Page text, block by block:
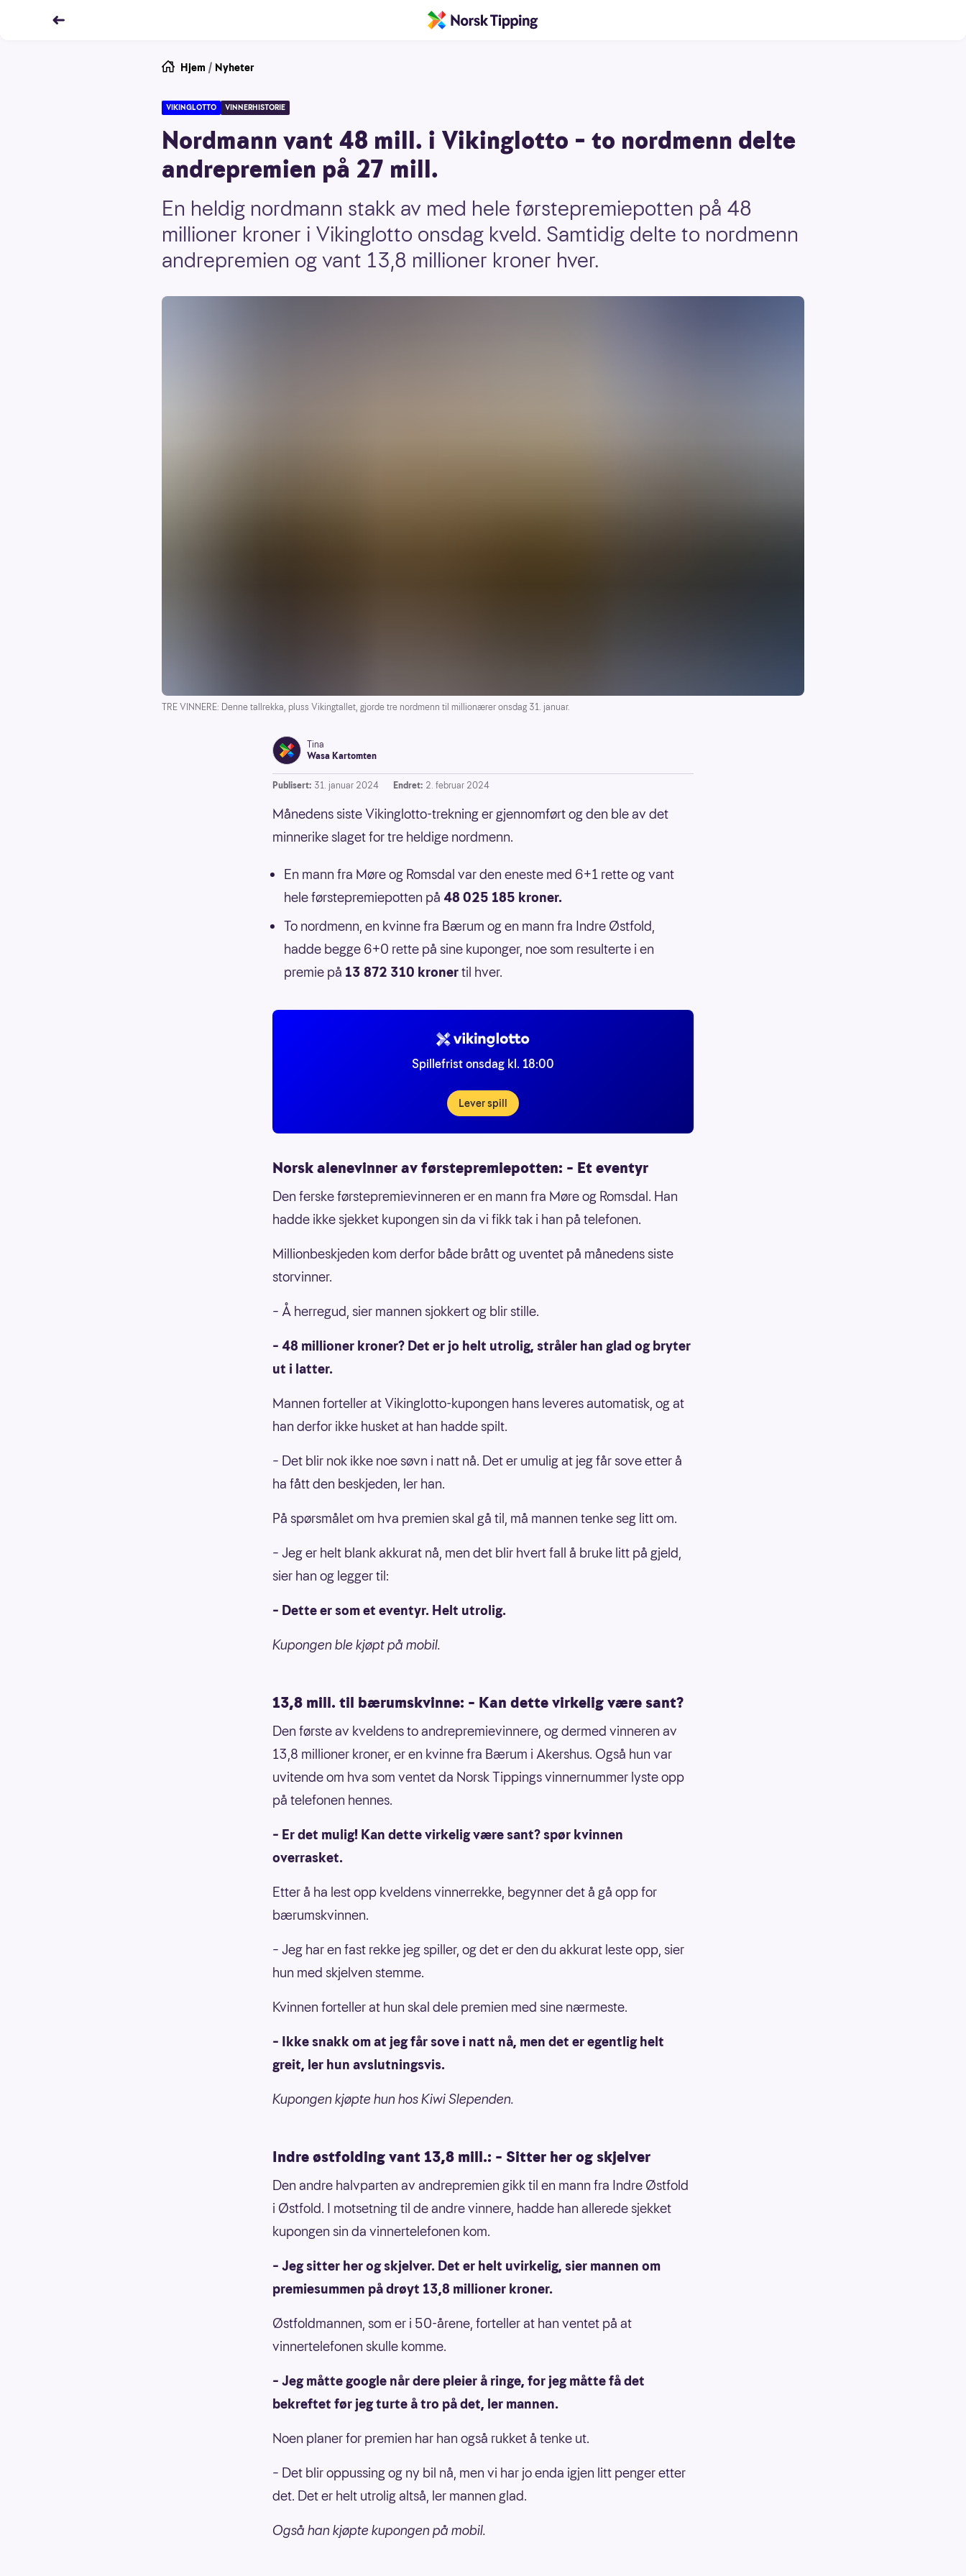
Hjem / Nyheter
VIKINGLOTTO VINNERHISTORIE
Nordmann vant 48 mill. i Vikinglotto – to nordmenn delte
andrepremien på 27 mill.
En heldig nordmann stakk av med hele førstepremiepotten på 48
millioner kroner i Vikinglotto onsdag kveld. Samtidig delte to nordmenn
andrepremien og vant 13,8 millioner kroner hver.
TRE VINNERE: Denne tallrekka, pluss Vikingtallet, gjorde tre nordmenn til millionærer onsdag 31. januar.
Tina
Wasa Kartomten
Publisert: 31. januar 2024 Endret: 2. februar 2024
Månedens siste Vikinglotto-trekning er gjennomført og den ble av det
minnerike slaget for tre heldige nordmenn.
En mann fra Møre og Romsdal var den eneste med 6+1 rette og vant
hele førstepremiepotten på 48 025 185 kroner.
To nordmenn, en kvinne fra Bærum og en mann fra Indre Østfold,
hadde begge 6+0 rette på sine kuponger, noe som resulterte i en
premie på 13 872 310 kronertil hver.
Spillefrist onsdag kl. 18:00
Lever spill
Norsk alenevinner av førstepremiepotten: – Et eventyr
Den ferske førstepremievinneren er en mann fra Møre og Romsdal. Han
hadde ikke sjekket kupongen sin da vi fikk tak i han på telefonen.
Millionbeskjeden kom derfor både brått og uventet på månedens siste
storvinner.
– Å herregud, sier mannen sjokkert og blir stille.
– 48 millioner kroner? Det er jo helt utrolig, stråler han glad og bryter
ut i latter.
Mannen forteller at Vikinglotto-kupongen hans leveres automatisk, og at
han derfor ikke husket at han hadde spilt.
– Det blir nok ikke noe søvn i natt nå. Det er umulig at jeg får sove etter å
ha fått den beskjeden, ler han.
På spørsmålet om hva premien skal gå til, må mannen tenke seg litt om.
– Jeg er helt blank akkurat nå, men det blir hvert fall å bruke litt på gjeld,
sier han og legger til:
– Dette er som et eventyr. Helt utrolig.
Kupongen ble kjøpt på mobil.
13,8 mill. til bærumskvinne: – Kan dette virkelig være sant?
Den første av kveldens to andrepremievinnere, og dermed vinneren av
13,8 millioner kroner, er en kvinne fra Bærum i Akershus. Også hun var
uvitende om hva som ventet da Norsk Tippings vinnernummer lyste opp
på telefonen hennes.
– Er det mulig! Kan dette virkelig være sant? spør kvinnen
overrasket.
Etter å ha lest opp kveldens vinnerrekke, begynner det å gå opp for
bærumskvinnen.
– Jeg har en fast rekke jeg spiller, og det er den du akkurat leste opp, sier
hun med skjelven stemme.
Kvinnen forteller at hun skal dele premien med sine nærmeste.
– Ikke snakk om at jeg får sove i natt nå, men det er egentlig helt
greit, ler hun avslutningsvis.
Kupongen kjøpte hun hos Kiwi Slependen.
Indre østfolding vant 13,8 mill.: – Sitter her og skjelver
Den andre halvparten av andrepremien gikk til en mann fra Indre Østfold
i Østfold. I motsetning til de andre vinnere, hadde han allerede sjekket
kupongen sin da vinnertelefonen kom.
– Jeg sitter her og skjelver. Det er helt uvirkelig, sier mannen om
premiesummen på drøyt 13,8 millioner kroner.
Østfoldmannen, som er i 50-årene, forteller at han ventet på at
vinnertelefonen skulle komme.
– Jeg måtte google når dere pleier å ringe, for jeg måtte få det
bekreftet før jeg turte å tro på det, ler mannen.
Noen planer for premien har han også rukket å tenke ut.
– Det blir oppussing og ny bil nå, men vi har jo enda igjen litt penger etter
det. Det er helt utrolig altså, ler mannen glad.
Også han kjøpte kupongen på mobil.